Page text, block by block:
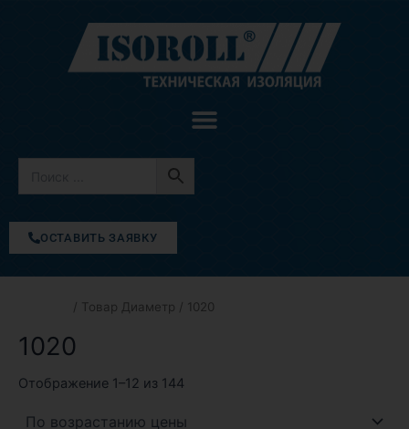
содержимому
ОСТАВИТЬ ЗАЯВКУ
/ Товар Диаметр / 1020
1020
Отображение 1–12 из 144
возрастанию